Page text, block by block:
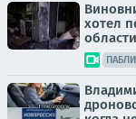
хотел
области